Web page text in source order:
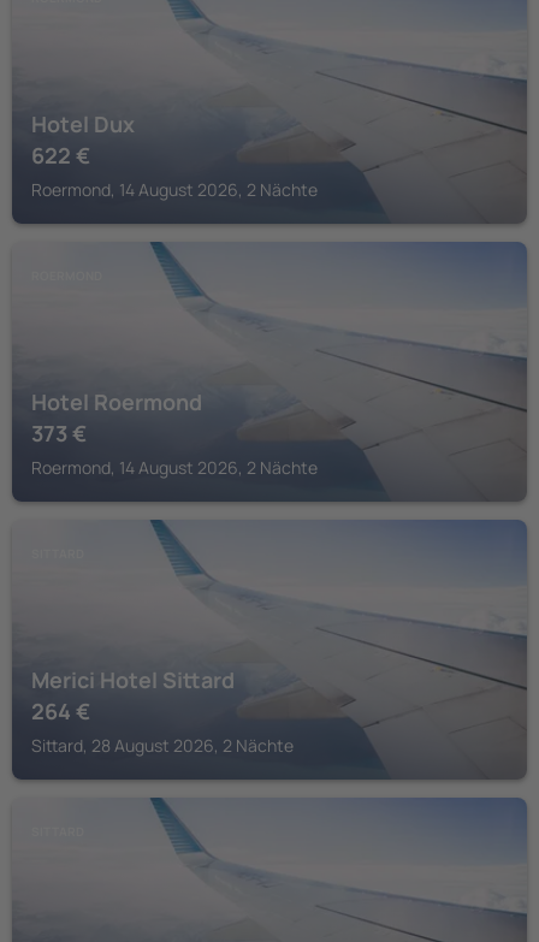
Hotel Dux
622 €
Roermond, 14 August 2026, 2 Nächte
Hotel Roermond
373 €
Roermond, 14 August 2026, 2 Nächte
Merici Hotel Sittard
264 €
Sittard, 28 August 2026, 2 Nächte